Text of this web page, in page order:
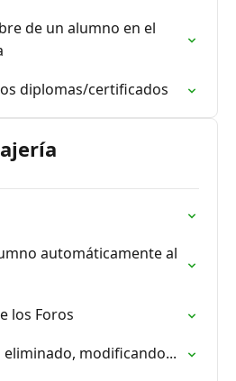
de un alumno en el
diplomas/certificados
automáticamente al
los Foros
modificando...